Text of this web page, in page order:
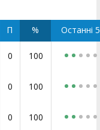
П % Останні 5
0 100
0 100
0 100